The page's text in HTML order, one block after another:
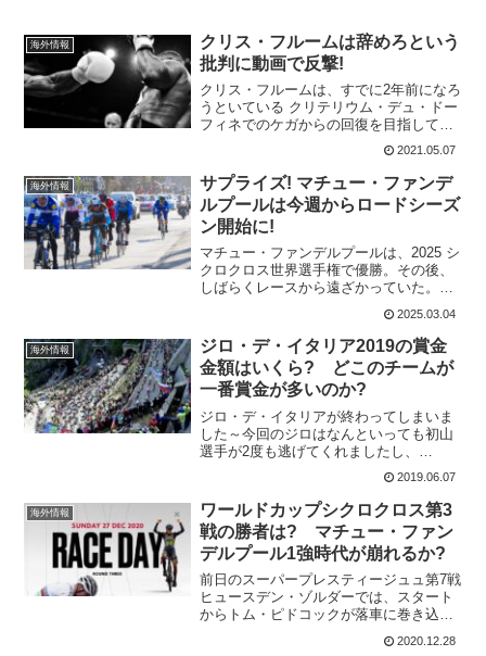
海外情報
クリス・フルームは辞めろという
批判に動画で反撃!
クリス・フルームは、すでに2年前になろ
うといている クリテリウム・デュ・ドー
フィネでのケガからの回復を目指してい
る。あれだけのケガをしてからの回復な
ので時間がかかるのは当たり前だ。だけ
ど、ツイッターなどでの批判は少しずつ
大きくなっているのも...
2021.05.07
海外情報
サプライズ! マチュー・ファンデ
ルプールは今週からロードシーズ
ン開始に!
マチュー・ファンデルプールは、2025 シ
クロクロス世界選手権で優勝。その後、
しばらくレースから遠ざかっていた。ロ
ードレースは当初ティレーノ〜アドリア
ティコからスタートの予定だった。しか
し、電撃的にエナメル・サミン・クラシ
ックから2025年...
2025.03.04
海外情報
ジロ・デ・イタリア2019の賞金
金額はいくら? どこのチームが
一番賞金が多いのか?
ジロ・デ・イタリアが終わってしまいま
した～今回のジロはなんといっても初山
選手が2度も逃げてくれましたし、
NIPPOのチーマの感動の逃げ切り。マリ
アローザも、誰も予測してなかったリチ
ャル・カラパスが獲得したりで、私的に
は中々面白いジロでした。...
2019.06.07
海外情報
ワールドカップシクロクロス第3
戦の勝者は? マチュー・ファン
デルプール1強時代が崩れるか?
前日のスーパープレスティージュュ第7戦
ヒュースデン・ゾルダーでは、スタート
からトム・ピドコックが落車に巻き込ま
れて後退。エリ・イーゼルビットは脱臼
してしまいリタイヤ。そして、ワウト・
2020.12.28